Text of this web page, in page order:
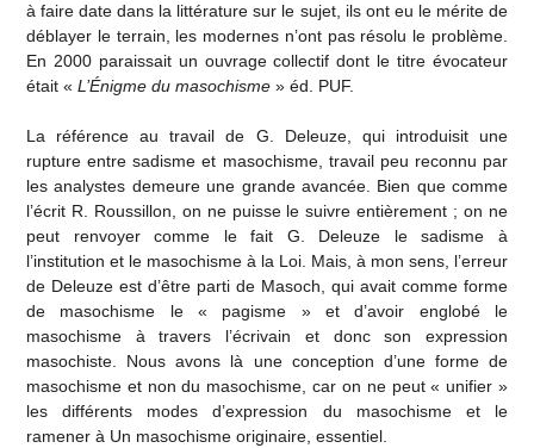
à faire date dans la littérature sur le sujet, ils ont eu le mérite de
déblayer le terrain, les modernes n’ont pas résolu le problème.
En 2000 paraissait un ouvrage collectif dont le titre évocateur
était « L’Énigme du masochisme » éd. PUF.
La référence au travail de G. Deleuze, qui introduisit une
rupture entre sadisme et masochisme, travail peu reconnu par
les analystes demeure une grande avancée. Bien que comme
l’écrit R. Roussillon, on ne puisse le suivre entièrement ; on ne
peut renvoyer comme le fait G. Deleuze le sadisme à
l’institution et le masochisme à la Loi. Mais, à mon sens, l’erreur
de Deleuze est d’être parti de Masoch, qui avait comme forme
de masochisme le « pagisme » et d’avoir englobé le
masochisme à travers l’écrivain et donc son expression
masochiste. Nous avons là une conception d’une forme de
masochisme et non du masochisme, car on ne peut « unifier »
les différents modes d’expression du masochisme et le
ramener à Un masochisme originaire, essentiel.